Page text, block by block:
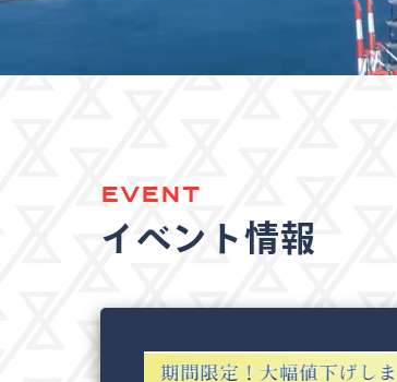
EVENT
イベント情報